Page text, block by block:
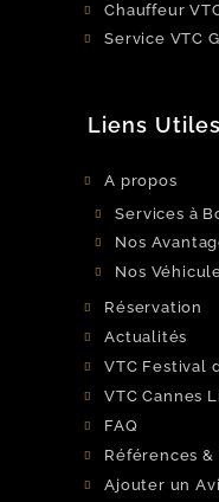
Chauffeur
Service VTC
Liens Utiles
A propos
Services à
Nos
Nos
Réservation
Actualités
VTC Festival
VTC Cannes
FAQ
Références
Ajouter un